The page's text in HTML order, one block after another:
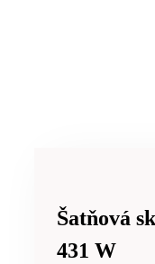
Šatňová
431 W